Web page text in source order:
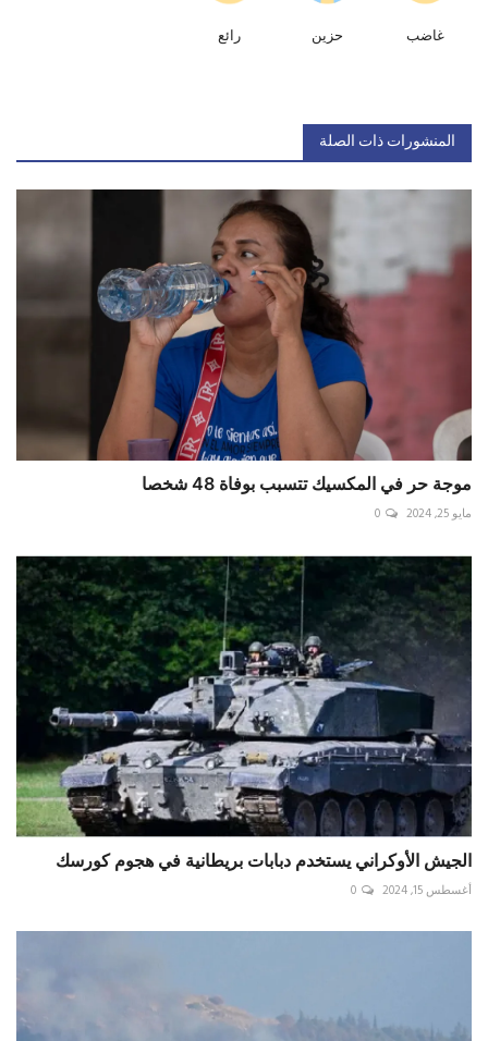
غاضب حزين رائع
المنشورات ذات الصلة
موجة حر في المكسيك تتسبب بوفاة 48 شخصا
مايو 25, 2024 0
الجيش الأوكراني يستخدم دبابات بريطانية في هجوم كورسك
أغسطس 15, 2024 0